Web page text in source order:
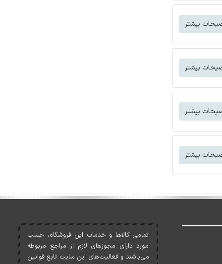
بیشتر
بیشتر
بیشتر
بیشتر
تمامی کالاها و خدمات اين فروشگاه، حسب
مورد دارای مجوزهای لازم از مراجع مربوطه
می‌باشند و فعاليت‌های اين سايت تابع قوانين